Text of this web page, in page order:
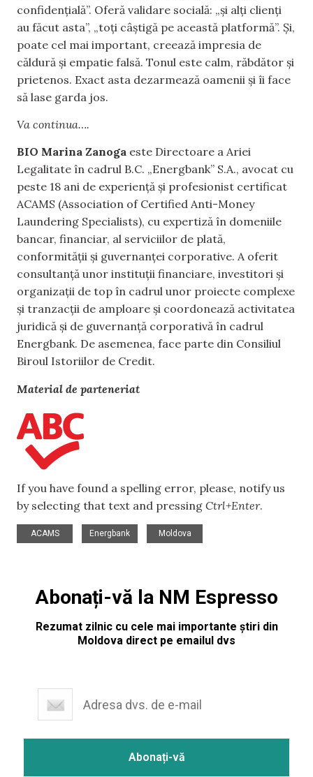
confidențială”. Oferă validare socială: „și alți clienți
au făcut asta”, „toți câștigă pe această platformă”. Și,
poate cel mai important, creează impresia de
căldură și empatie falsă. Tonul este calm, răbdător și
prietenos. Exact asta dezarmează oamenii și îi face
să lase garda jos.
Va continua….
BIO Marina Zanoga este Directoare a Ariei
Legalitate în cadrul B.C. „Energbank” S.A., avocat cu
peste 18 ani de experiență și profesionist certificat
ACAMS (Association of Certified Anti-Money
Laundering Specialists), cu expertiză în domeniile
bancar, financiar, al serviciilor de plată,
conformității și guvernanței corporative. A oferit
consultanță unor instituții financiare, investitori și
organizații de top în cadrul unor proiecte complexe
și tranzacții de amploare și coordonează activitatea
juridică și de guvernanță corporativă în cadrul
Energbank. De asemenea, face parte din Consiliul
Biroul Istoriilor de Credit.
Material de parteneriat
If you have found a spelling error, please, notify us
by selecting that text and pressing Ctrl+Enter.
ACAMS
Energbank
Moldova
Abonați-vă la NM Espresso
Rezumat zilnic cu cele mai importante știri din
Moldova direct pe emailul dvs